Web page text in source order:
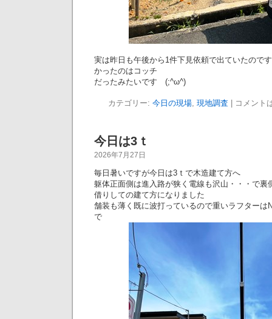
実は昨日も午後から1件下見依頼で出ていたので
かったのはコッチ
だったみたいです (;^ω^)
カテゴリー: 今日の現場, 現地調査 コメント
今日は3ｔ
2026年7月27日
毎日暑いですが今日は3ｔで木造建て方へ
躯体正面側は進入路が狭く電線も沢山・・・で裏
借りしての建て方になりました
舗装も薄く既に波打っているので重いラフターは
で